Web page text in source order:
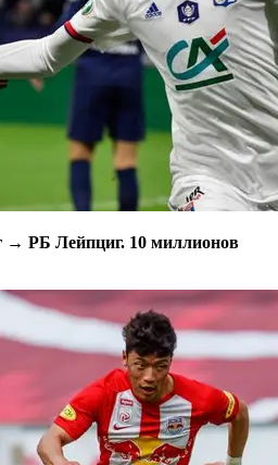
→ РБ Лейпциг. 10 миллионов